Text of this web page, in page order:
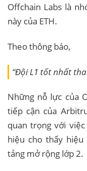
Offchain Labs là
này của ETH.
Theo thông báo,
“Đội L1 tốt nhất
Những nỗ lực của
tiếp cận của
quan trọng với
hiệu cho thấy hiệu
tảng mở rộng lớp 2.